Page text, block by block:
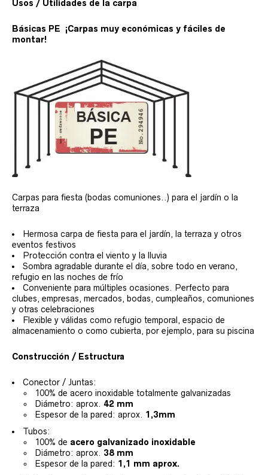
Usos / Utilidades de la carpa
Básicas PE ¡Carpas muy económicas y fáciles de
montar!
Carpas para fiesta (bodas comuniones..) para el jardín o la
terraza
Hermosa carpa de fiesta para el jardín, la terraza y otros
eventos festivos
Protección contra el viento y la lluvia
Sombra agradable durante el día, sobre todo en verano,
refugio en las noches de frío
Conveniente para múltiples ocasiones. Perfecto para
clubes, empresas, mercados, bodas, cumpleaños, comuniones
y otras celebraciones
Flexible y válidas como refugio temporal, espacio de
almacenamiento o como cubierta, por ejemplo, para su piscina
Construcción / Estructura
Conector / Juntas:
100% de acero inoxidable totalmente galvanizadas
Diámetro: aprox. 42 mm
Espesor de la pared: aprox. 1,3mm
Tubos:
100% de acero galvanizado inoxidable
Diámetro: aprox. 38 mm
Espesor de la pared: 1,1 mm aprox.